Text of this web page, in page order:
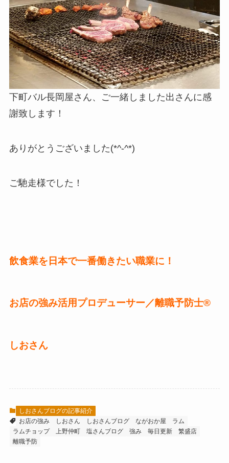
下町バル長岡屋さん、ご一緒しました出さんに感
謝致します！
ありがとうございました(*^-^*)
ご馳走様でした！
飲食業を日本で一番働きたい職業に！
お店の強み活用プロデューサー／離職予防士®
しおさん
しおさんブログの記事紹介
お店の強み
しおさん しおさんブログ ながおか屋
ラム
ラムチョップ
上野仲町 塩さんブログ 強み 毎日更新
繁盛店
離職予防